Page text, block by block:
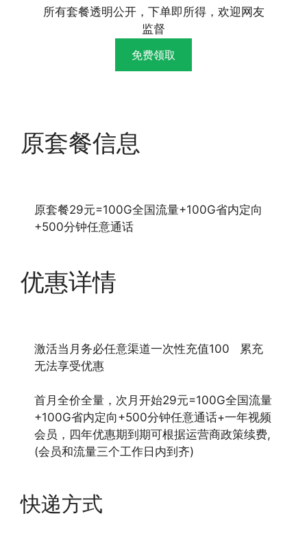
所有套餐透明公开，下单即所得，欢迎网友
监督
免费领取
原套餐信息
原套餐29元=100G全国流量+100G省内定向
+500分钟任意通话
优惠详情
激活当月务必任意渠道一次性充值100 累充
无法享受优惠
首月全价全量，次月开始29元=100G全国流量
+100G省内定向+500分钟任意通话+一年视频
会员，四年优惠期到期可根据运营商政策续费,
(会员和流量三个工作日内到齐)
快递方式